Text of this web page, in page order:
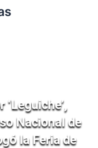
Nacional de
la Feria de